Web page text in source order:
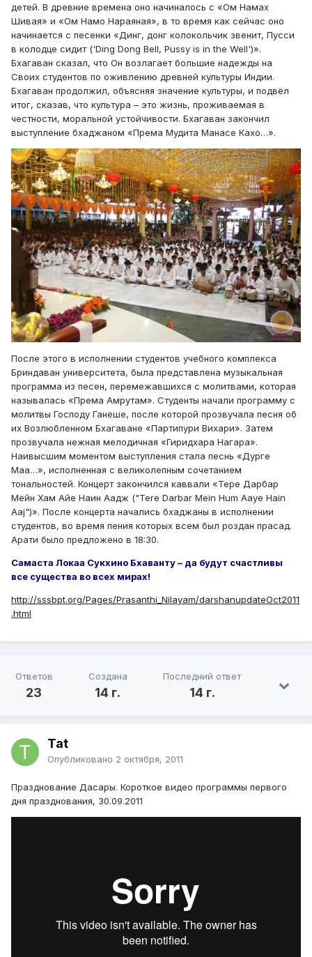
детей. В древние времена оно начиналось с «Ом Намах
Шивая» и «Ом Намо Нараяная», в то время как сейчас оно
начинается с песенки «Динг, донг колокольчик звенит, Пусси
в колодце сидит ('Ding Dong Bell, Pussy is in the Well')».
Бхагаван сказал, что Он возлагает большие надежды на
Своих студентов по оживлению древней культуры Индии.
Бхагаван продолжил, объясняя значение культуры, и подвёл
итог, сказав, что культура – это жизнь, проживаемая в
честности, моральной устойчивости. Бхагаван закончил
выступление бхаджаном «Према Мудита Манасе Кахо…».
После этого в исполнении студентов учебного комплекса
Бриндаван университета, была представлена музыкальная
программа из песен, перемежавшихся с молитвами, которая
называлась «Према Амрутам». Студенты начали программу с
молитвы Господу Ганеше, после которой прозвучала песня об
их Возлюбленном Бхагаване «Партипури Вихари». Затем
прозвучала нежная мелодичная «Гиридхара Нагара».
Наивысшим моментом выступления стала песнь «Дурге
Маа…», исполненная с великолепным сочетанием
тональностей. Концерт закончился каввали «Тере Дарбар
Мейн Хам Айе Наин Аадж ("Tere Darbar Mein Hum Aaye Hain
Aaj")». После концерта начались бхаджаны в исполнении
студентов, во время пения которых всем был роздан прасад.
Арати было предложено в 18:30.
Самаста Локаа Сукхино Бхаванту – да будут счастливы
все существа во всех мирах!
http://sssbpt.org/Pages/Prasanthi_Nilayam/darshanupdateOct2011
.html
Ответов
23
Создана
14 г.
Последний ответ
14 г.
Tat
Опубликовано 2 октября, 2011
Празднование Дасары. Короткое видео программы первого
дня празднования, 30.09.2011